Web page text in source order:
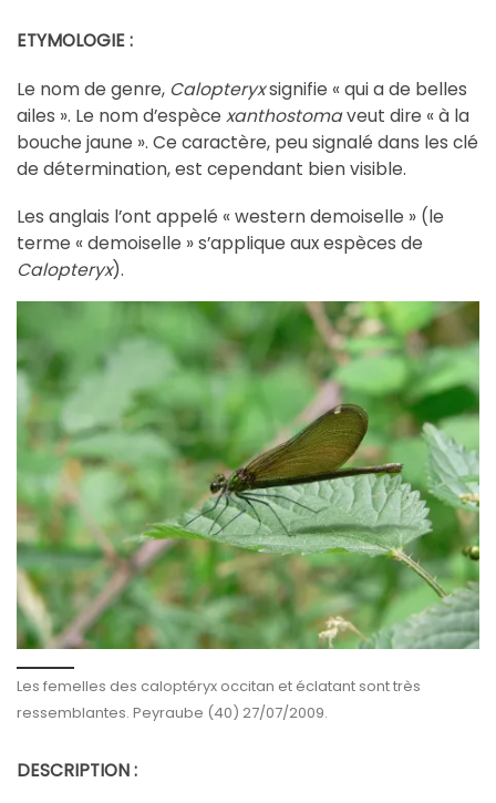
ETYMOLOGIE :
Le nom de genre, Calopteryxsignifie « qui a de belles
ailes ». Le nom d’espèce xanthostomaveut dire « à la
bouche jaune ». Ce caractère, peu signalé dans les clé
de détermination, est cependant bien visible.
Les anglais l’ont appelé « western demoiselle » (le
terme « demoiselle » s’applique aux espèces de
Calopteryx).
Les femelles des caloptéryx occitan et éclatant sont très
ressemblantes. Peyraube (40) 27/07/2009.
DESCRIPTION :